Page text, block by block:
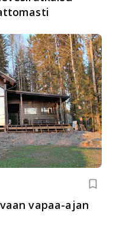
vapaa-ajan